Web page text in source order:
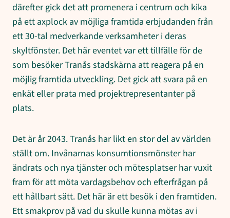
därefter gick det att promenera i centrum och kika
på ett axplock av möjliga framtida erbjudanden från
ett 30-tal medverkande verksamheter i deras
skyltfönster. Det här eventet var ett tillfälle för de
som besöker Tranås stadskärna att reagera på en
möjlig framtida utveckling. Det gick att svara på en
enkät eller prata med projektrepresentanter på
plats.
Det är år 2043. Tranås har likt en stor del av världen
ställt om. Invånarnas konsumtionsmönster har
ändrats och nya tjänster och mötesplatser har vuxit
fram för att möta vardagsbehov och efterfrågan på
ett hållbart sätt. Det här är ett besök i den framtiden.
Ett smakprov på vad du skulle kunna mötas av i